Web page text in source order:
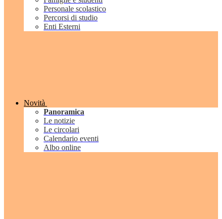
Personale scolastico
Percorsi di studio
Enti Esterni
Novità
Panoramica
Le notizie
Le circolari
Calendario eventi
Albo online